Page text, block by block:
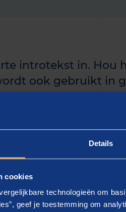
Details
cookies
technologieën om
geef je toestemming om
introtekst in. Hou
ook gebruikt in
artikel langer is,
gebruik
incididunt ut labore et